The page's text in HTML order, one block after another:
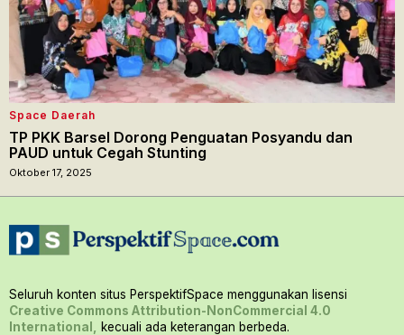
Space Daerah
TP PKK Barsel Dorong Penguatan Posyandu dan
PAUD untuk Cegah Stunting
Oktober 17, 2025
Seluruh konten situs PerspektifSpace menggunakan lisensi
Creative Commons Attribution-NonCommercial 4.0
International,
kecuali ada keterangan berbeda.